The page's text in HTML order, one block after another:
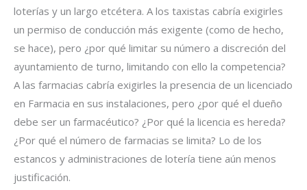
loterías y un largo etcétera. A los taxistas cabría exigirles
un permiso de conducción más exigente (como de hecho,
se hace), pero ¿por qué limitar su número a discreción del
ayuntamiento de turno, limitando con ello la competencia?
A las farmacias cabría exigirles la presencia de un licenciado
en Farmacia en sus instalaciones, pero ¿por qué el dueño
debe ser un farmacéutico? ¿Por qué la licencia es hereda?
¿Por qué el número de farmacias se limita? Lo de los
estancos y administraciones de lotería tiene aún menos
justificación.